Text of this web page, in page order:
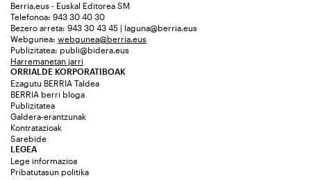
Berria.eus - Euskal Editorea SM
Telefonoa: 943 30 40 30
Bezero arreta: 943 30 43 45 | laguna@berria.eus
Webgunea: webgunea@berria.eus
Publizitatea: publi@bidera.eus
Harremanetan jarri
ORRIALDE KORPORATIBOAK
Ezagutu BERRIA Taldea
BERRIA berri bloga
Publizitatea
Galdera-erantzunak
Kontratazioak
Sarebide
LEGEA
Lege informazioa
Pribatutasun politika